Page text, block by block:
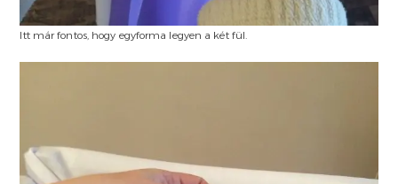
Itt már fontos, hogy egyforma legyen a két fül.